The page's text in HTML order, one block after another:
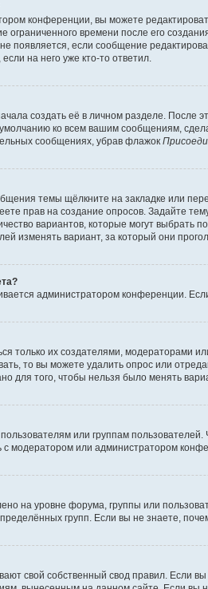
конференции, вы можете
ограниченного времени после его
появляется, если сообщение
на него уже кто-то ответил.
создать её в личном разделе. После
ко всем вашим сообщениям,
сообщениях, убрав флажок
темы щёлкните на закладке или
прав на создание опросов. Задайте
вариантов, которые могут
изменять вариант, за который они
администратором конференции.
только их создателями, модераторами
то вы можете удалить опрос или
для того, чтобы нельзя было менять
или группам
модератором или администратором
на уровне форума, группы или
групп. Если вы не знаете,
свой собственный свод правил. Если